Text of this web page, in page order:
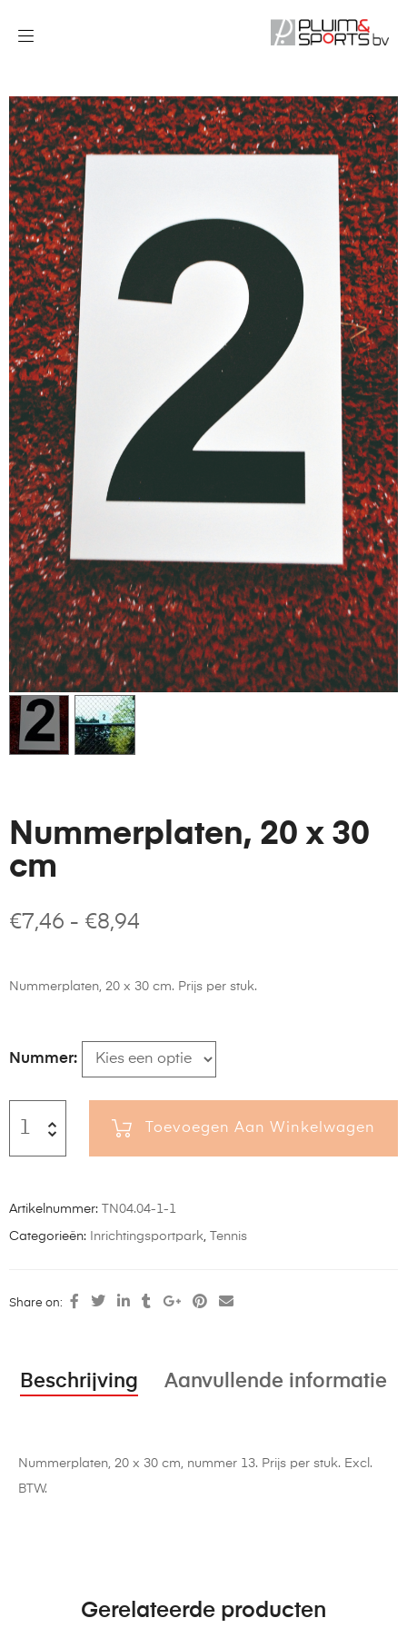
Nummerplaten, 20 x 30
cm
€7,46 - €8,94
Nummerplaten, 20 x 30 cm. Prijs per stuk.
Nummer
Toevoegen Aan Winkelwagen
Artikelnummer: TN04.04-1-1
Categorieën: Inrichtingsportpark, Tennis
Share on:
Beschrijving Aanvullende informatie
Nummerplaten, 20 x 30 cm, nummer 13. Prijs per stuk. Excl.
BTW.
Gerelateerde producten